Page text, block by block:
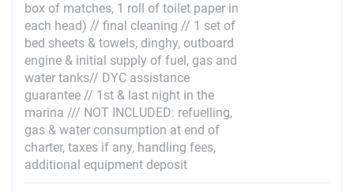
19/06/2027 - 26/06/2027
Забронировать
26/06/2027 - 03/07/2027
Забронировать
03/07/2027 - 10/07/2027
Забронировать
10/07/2027 - 17/07/2027
box of matches, 1 roll of toilet paper in
each head) // final cleaning // 1 set of
bed sheets & towels, dinghy, outboard
engine & initial supply of fuel, gas and
water tanks// DYC assistance
guarantee // 1st & last night in the
marina /// NOT INCLUDED: refuelling,
gas & water consumption at end of
charter, taxes if any, handling fees,
additional equipment deposit